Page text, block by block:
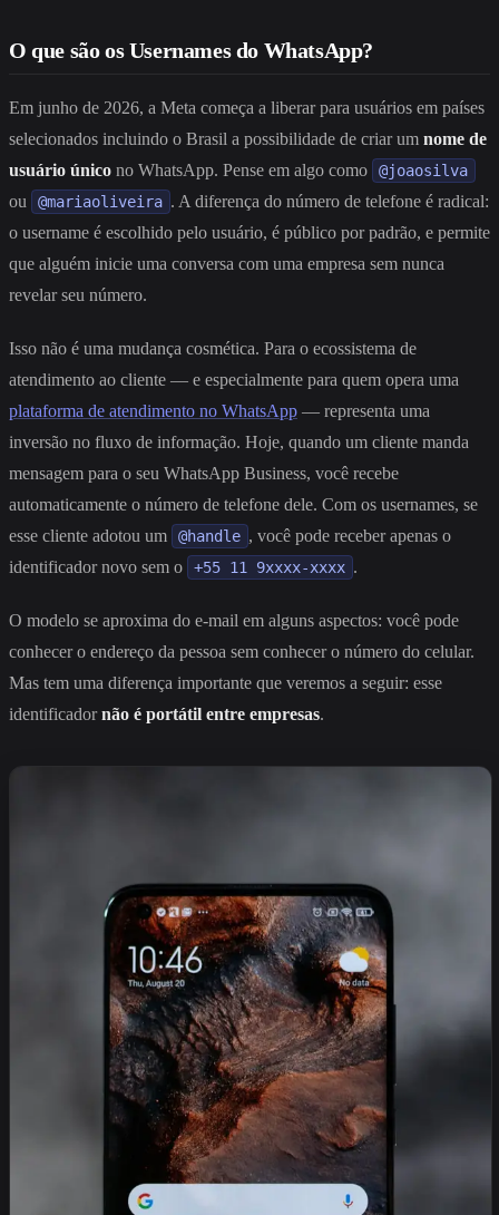
O que são os Usernames do WhatsApp?
Em junho de 2026, a Meta começa a liberar para usuários em países
selecionados incluindo o Brasil a possibilidade de criar um nome de
usuário único no WhatsApp. Pense em algo como @joaosilva
ou @mariaoliveira . A diferença do número de telefone é radical:
o username é escolhido pelo usuário, é público por padrão, e permite
que alguém inicie uma conversa com uma empresa sem nunca
revelar seu número.
Isso não é uma mudança cosmética. Para o ecossistema de
atendimento ao cliente — e especialmente para quem opera uma
plataforma de atendimento no WhatsApp — representa uma
inversão no fluxo de informação. Hoje, quando um cliente manda
mensagem para o seu WhatsApp Business, você recebe
automaticamente o número de telefone dele. Com os usernames, se
esse cliente adotou um
@handle , você pode receber apenas o
identificador novo sem o
+55 11 9xxxx-xxxx .
O modelo se aproxima do e-mail em alguns aspectos: você pode
conhecer o endereço da pessoa sem conhecer o número do celular.
Mas tem uma diferença importante que veremos a seguir: esse
identificadornão é portátil entre empresas.